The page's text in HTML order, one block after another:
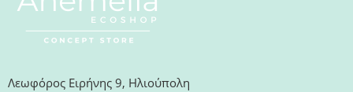
Λεωφόρος Ειρήνης 9, Ηλιούπολη